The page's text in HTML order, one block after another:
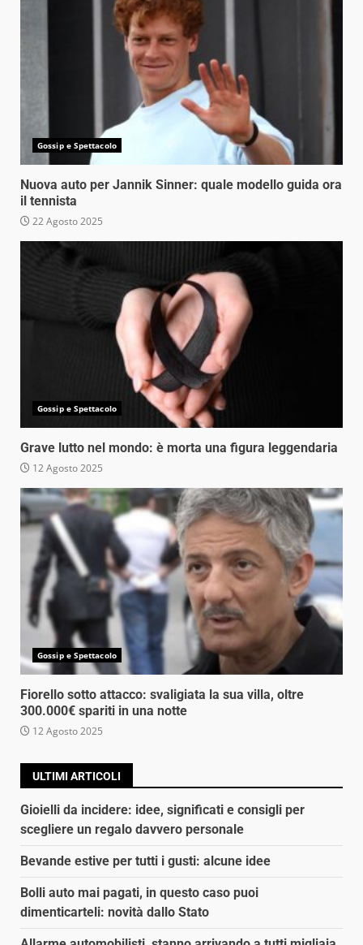
Gossip e Spettacolo
Nuova auto per Jannik Sinner: quale modello guida ora
il tennista
22 Agosto 2025
Gossip e Spettacolo
Grave lutto nel mondo: è morta una figura leggendaria
12 Agosto 2025
Gossip e Spettacolo
Fiorello sotto attacco: svaligiata la sua villa, oltre
300.000€ spariti in una notte
12 Agosto 2025
ULTIMI ARTICOLI
Gioielli da incidere: idee, significati e consigli per
scegliere un regalo davvero personale
Bevande estive per tutti i gusti: alcune idee
Bolli auto mai pagati, in questo caso puoi
dimenticarteli: novità dallo Stato